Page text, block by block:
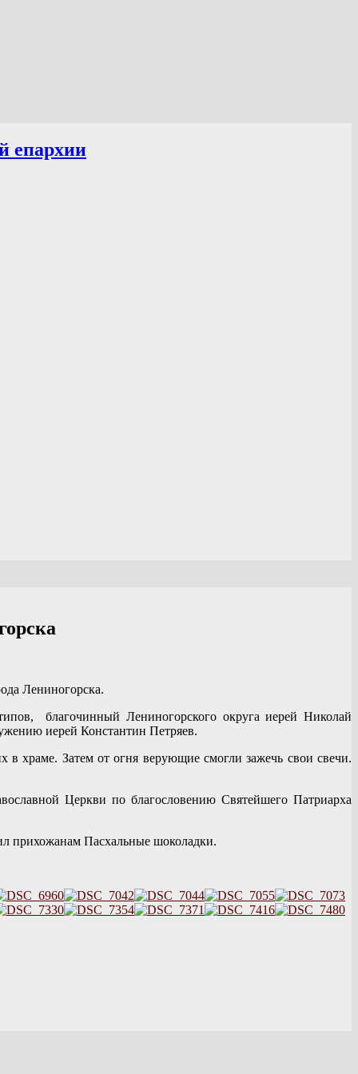
епархии
Лениногорска.
благочинный Лениногорского округа иерей Николай
иерей Константин Петряев.
храме. Затем от огня верующие смогли зажечь свои свечи.
Церкви по благословению Святейшего Патриарха
прихожанам Пасхальные шоколадки.